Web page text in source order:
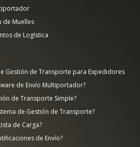
de Muelles
de Logística
Gestión de Transporte para Expedidores
de Envío Multiportador?
de Transporte Simple?
de Gestión de Transporte?
de Carga?
de Envío?